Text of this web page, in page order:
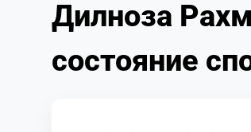
Дилноза
состояние